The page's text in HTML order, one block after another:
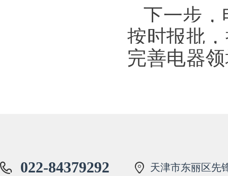
下一步
按时报批
完善电器
022-84379292 天津市东丽区先